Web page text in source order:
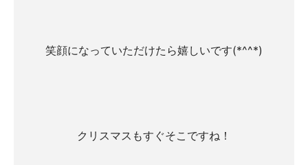
笑顔になっていただけたら嬉しいです(*^^*)
クリスマスもすぐそこですね！